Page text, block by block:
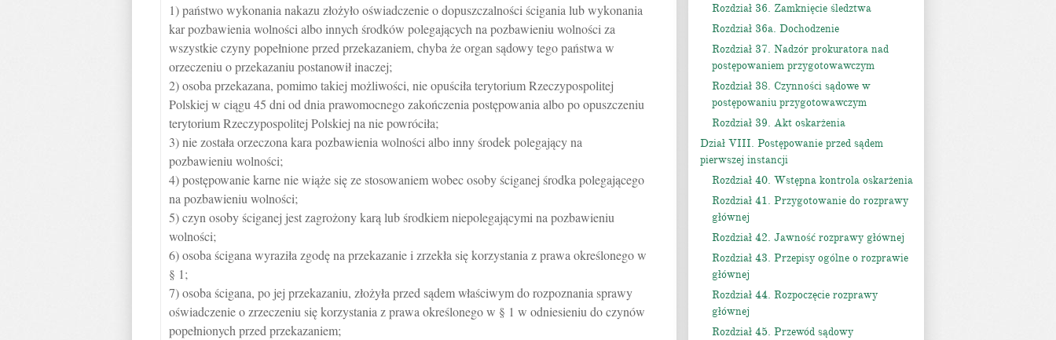
1) państwo wykonania nakazu złożyło oświadczenie o dopuszczalności ścigania lub wykonania
kar pozbawienia wolności albo innych środków polegających na pozbawieniu wolności za
wszystkie czyny popełnione przed przekazaniem, chyba że organ sądowy tego państwa w
orzeczeniu o przekazaniu postanowił inaczej;
2) osoba przekazana, pomimo takiej możliwości, nie opuściła terytorium Rzeczypospolitej
Polskiej w ciągu 45 dni od dnia prawomocnego zakończenia postępowania albo po opuszczeniu
terytorium Rzeczypospolitej Polskiej na nie powróciła;
3) nie została orzeczona kara pozbawienia wolności albo inny środek polegający na
pozbawieniu wolności;
4) postępowanie karne nie wiąże się ze stosowaniem wobec osoby ściganej środka polegającego
na pozbawieniu wolności;
5) czyn osoby ściganej jest zagrożony karą lub środkiem niepolegającymi na pozbawieniu
wolności;
6) osoba ścigana wyraziła zgodę na przekazanie i zrzekła się korzystania z prawa określonego w
§ 1;
7) osoba ścigana, po jej przekazaniu, złożyła przed sądem właściwym do rozpoznania sprawy
oświadczenie o zrzeczeniu się korzystania z prawa określonego w § 1 w odniesieniu do czynów
popełnionych przed przekazaniem;
Rozdział 36. Zamknięcie śledztwa
Rozdział 36a. Dochodzenie
Rozdział 37. Nadzór prokuratora nad
postępowaniem przygotowawczym
Rozdział 38. Czynności sądowe w
postępowaniu przygotowawczym
Rozdział 39. Akt oskarżenia
Dział VIII. Postępowanie przed sądem
pierwszej instancji
Rozdział 40. Wstępna kontrola oskarżenia
Rozdział 41. Przygotowanie do rozprawy
głównej
Rozdział 42. Jawność rozprawy głównej
Rozdział 43. Przepisy ogólne o rozprawie
głównej
Rozdział 44. Rozpoczęcie rozprawy
głównej
Rozdział 45. Przewód sądowy